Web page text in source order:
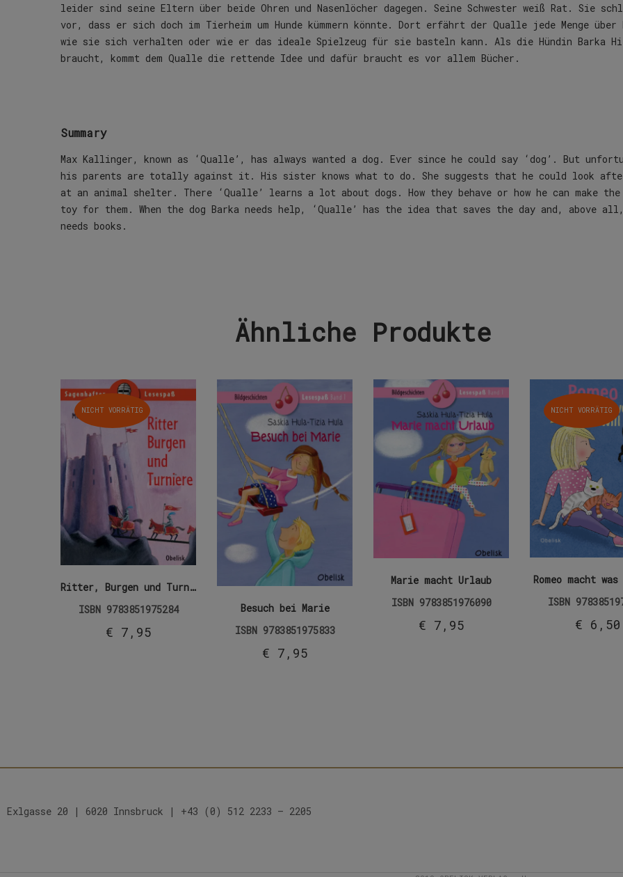
leider sind seine Eltern über beide Ohren und Nasenlöcher dagegen. Seine Schwester weiß Rat. Sie
vor, dass er sich doch im Tierheim um Hunde kümmern könnte. Dort erfährt der Qualle jede Menge über
wie sie sich verhalten oder wie er das ideale Spielzeug für sie basteln kann. Als die Hündin Barka
braucht, kommt dem Qualle die rettende Idee und dafür braucht es vor allem Bücher.
Summary
Max Kallinger, known as ‘Qualle’, has always wanted a dog. Ever since he could say ‘dog’. But
his parents are totally against it. His sister knows what to do. She suggests that he could look
at an animal shelter. There ‘Qualle’ learns a lot about dogs. How they behave or how he can make
toy for them. When the dog Barka needs help, ‘Qualle’ has the idea that saves the day and, above
needs books.
Ähnliche Produkte
NICHT VORRÄTIG
Ritter, Burgen und Turniere
ISBN 9783851975284
€ 7,95
Besuch bei Marie
ISBN 9783851975833
€ 7,95
Marie macht Urlaub
ISBN 9783851976090
€ 7,95
NICHT VORRÄTIG
Romeo macht
ISBN
€ 6,50
Exlgasse 20 | 6020 Innsbruck | +43 (0) 512 2233 – 2205